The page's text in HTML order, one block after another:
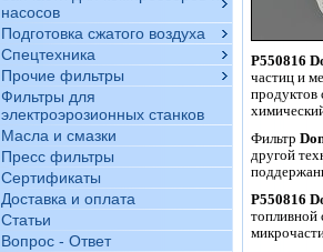
насосов
Подготовка сжатого воздуха
Спецтехника
Прочие фильтры
Фильтры для
электроэрозионных станков
Масла и смазки
Пресс фильтры
Сертификаты
Доставка и оплата
Статьи
Вопрос - Ответ
P550816
частиц и
продуктов
Фильтр
другой
P550816
топливной